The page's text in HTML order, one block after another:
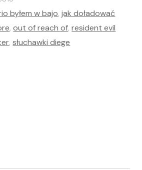
byłem w bajo,jak doładować
,out of reach of,resident evil
,słuchawki diege